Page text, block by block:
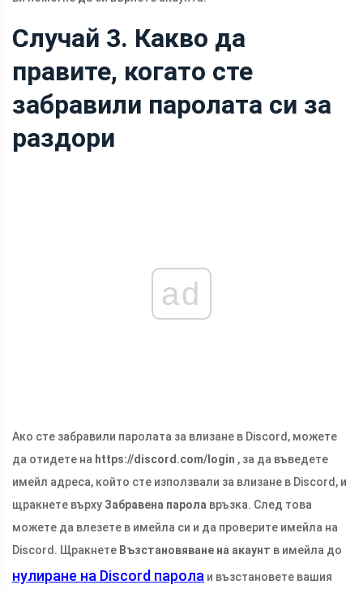
Случай 3. Какво да
правите, когато сте
забравили паролата си за
раздори
ad
Ако сте забравили паролата за влизане в Discord, можете
да отидете на https://discord.com/login , за да въведете
имейл адреса, който сте използвали за влизане в Discord, и
щракнете върху Забравена парола връзка. След това
можете да влезете в имейла си и да проверите имейла на
Discord. Щракнете Възстановяване на акаунт в имейла до
нулиране на Discord парола и възстановете вашия